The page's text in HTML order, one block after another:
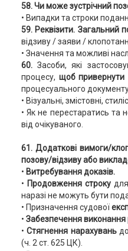
58. Чи може зустрічний
• Випадки та строки
59. Реквізити. Загальний
відзиву / заяви /
• Значення та можливі
60.Засоби, які
процесу, щоб привернути
процесуального
• Візуальні, змістовні,
• Як не перестаратись та
від очікуваного.
61. Додаткові вимоги/
позову/відзиву або
• Витребування доказів.
• Продовження строкудля
наразі не можуть бути
• Призначення судової
• Забезпечення виконання
•Стягнення нарахуваньдо
(ч. 2 ст. 625 ЦК).